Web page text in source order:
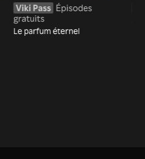
Viki Pass Épisodes
gratuits
Le parfum éternel